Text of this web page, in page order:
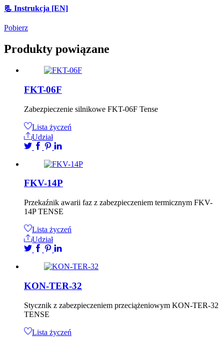
📃 Instrukcja [EN]
Pobierz
Produkty powiązane
FKT-06F
Zabezpieczenie silnikowe FKT-06F Tense
Lista życzeń
Udział
FKV-14P
Przekaźnik awarii faz z zabezpieczeniem termicznym FKV-
14P TENSE
Lista życzeń
Udział
KON-TER-32
Stycznik z zabezpieczeniem przeciążeniowym KON-TER-32
TENSE
Lista życzeń